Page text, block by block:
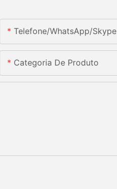
Telefone/whatsApp/skype
Categoria De Produto